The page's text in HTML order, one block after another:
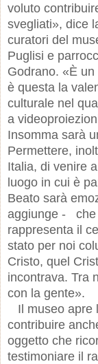
voluto
svegliati», dice
curatori del
Puglisi e
Godrano. «È
è questa la
culturale nel
a
Insomma sarà
Permettere,
Italia, di venire
luogo in cui è
Beato sarà
aggiunge - che
rappresenta il
stato per noi
Cristo, quel
incontrava. Tra
con la gente».
Il museo apre
contribuire
oggetto che
testimoniare il